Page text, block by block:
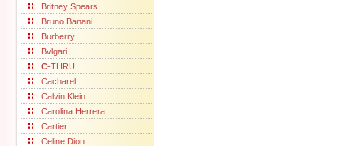
Britney Spears
Bruno Banani
Burberry
Bvlgari
C-THRU
Cacharel
Calvin Klein
Carolina Herrera
Cartier
Celine Dion